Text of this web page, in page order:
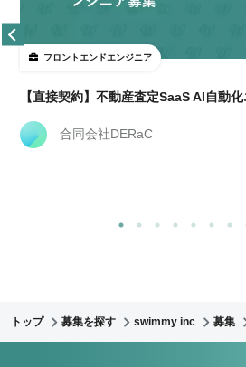
フロントエンドエンジニア
【直接契約】不動産査定SaaS AI自動
合同会社DERaC
トップ 募集を探す swimmy inc 募集